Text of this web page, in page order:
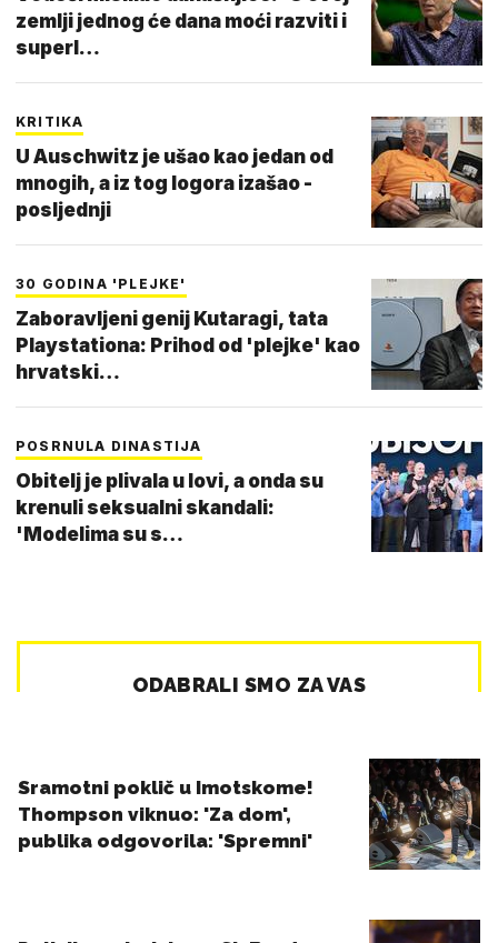
zemlji jednog će dana moći razviti i
superl…
KRITIKA
U Auschwitz je ušao kao jedan od
mnogih, a iz tog logora izašao -
posljednji
30 GODINA 'PLEJKE'
Zaboravljeni genij Kutaragi, tata
Playstationa: Prihod od 'plejke' kao
hrvatski…
POSRNULA DINASTIJA
Obitelj je plivala u lovi, a onda su
krenuli seksualni skandali:
'Modelima su s…